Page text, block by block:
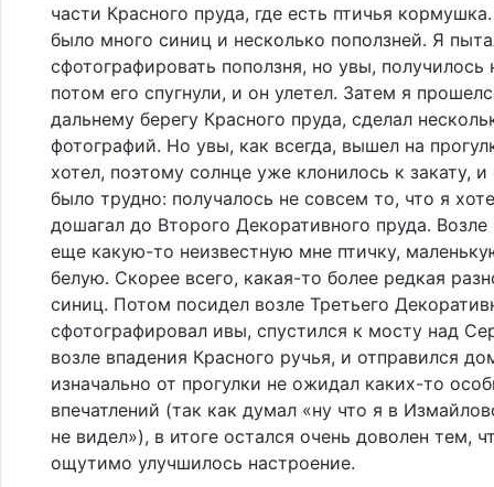
части Красного пруда, где есть птичья
было много синиц и несколько поползней. Я
сфотографировать поползня, но увы, получилось
потом его спугнули, и он улетел. Затем я
дальнему берегу Красного пруда, сделал
фотографий. Но увы, как всегда, вышел на
хотел, поэтому солнце уже клонилось к закату, и
было трудно: получалось не совсем то, что я
дошагал до Второго Декоративного пруда. Возле
еще какую-то неизвестную мне птичку,
белую. Скорее всего, какая-то более редкая
синиц. Потом посидел возле Третьего
сфотографировал ивы, спустился к мосту над
возле впадения Красного ручья, и отправился
изначально от прогулки не ожидал каких-то
впечатлений (так как думал «ну что я в
не видел»), в итоге остался очень доволен тем,
ощутимо улучшилось настроение.